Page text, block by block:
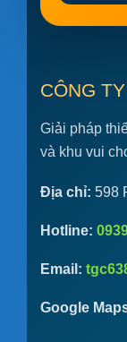
CÔNG
Giải pháp
và khu vui
Địa chỉ: 598
Hotline:
Email:
Google